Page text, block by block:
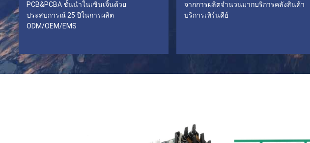
PCB&PCBA ชั้นนำในเซินเจิ้นด้วย
ประสบการณ์ 25 ปีในการผลิต
ODM/OEM/EMS
จากการผลิตจำนวนมากบริการคลังสินค้า
บริการเทิร์นคีย์